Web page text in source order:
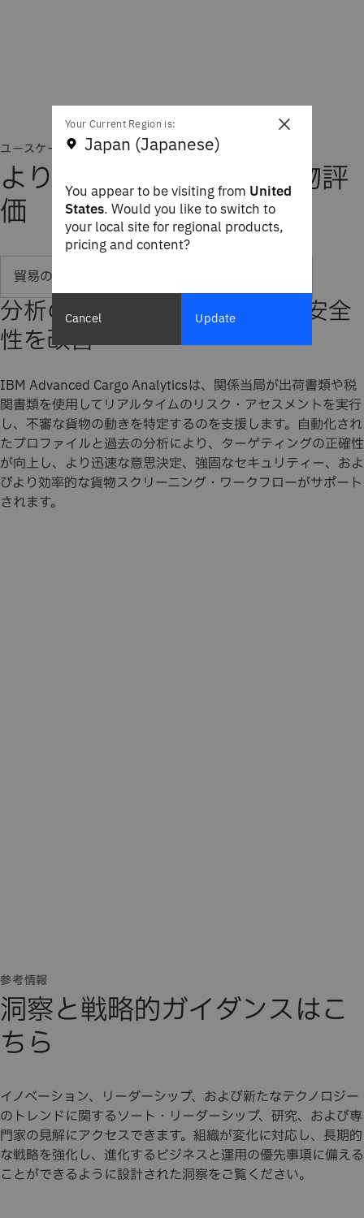
ユースケース
より迅速でスマートな貨物評
価
貿易の安全性を向上
分析の強みを活用して貿易の安全
性を改善
IBM Advanced Cargo Analyticsは、関係当局が出荷書類や税
関書類を使用してリアルタイムのリスク・アセスメントを実行
し、不審な貨物の動きを特定するのを支援します。自動化され
たプロファイルと過去の分析により、ターゲティングの正確性
が向上し、より迅速な意思決定、強固なセキュリティー、およ
びより効率的な貨物スクリーニング・ワークフローがサポート
されます。
参考情報
洞察と戦略的ガイダンスはこ
ちら
イノベーション、リーダーシップ、および新たなテクノロジー
のトレンドに関するソート・リーダーシップ、研究、および専
門家の見解にアクセスできます。組織が変化に対応し、長期的
な戦略を強化し、進化するビジネスと運用の優先事項に備える
ことができるように設計された洞察をご覧ください。
×
Your Current Region is:
Japan (Japanese)
You appear to be visiting from United
States. Would you like to switch to
your local site for regional products,
pricing and content?
Cancel Update